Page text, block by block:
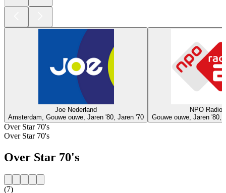
Joe Nederland
Amsterdam, Gouwe ouwe, Jaren '80, Jaren '70
NPO Radio
Gouwe ouwe, Jaren '80,
Over Star 70's
Over Star 70's
Over Star 70's
(7)